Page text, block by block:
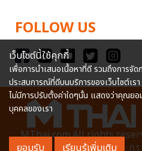
FOLLOW US
MThai.com All rights
เว็บไซต์นี้ใช้คุกกี้
เพื่อการนำเสนอเนื้อหาที่ดี รวมถึงการจั
ประสบการณ์ที่ดีบนบริการของเว็บไซต์เร
ไม่มีการปรับตั้งค่าใดๆนั้น แสดงว่าคุณย
บุคคลของเรา
ยอมรับ เรียนรู้เพิ่มเติม